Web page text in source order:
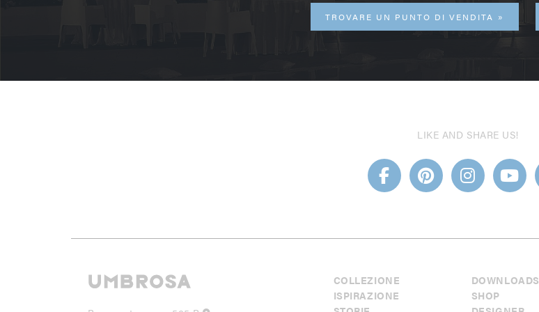
TROVARE UN PUNTO DI VENDITA
LIKE AND SHARE US!
COLLEZIONE
ISPIRAZIONE
DOWNLOADS
SHOP